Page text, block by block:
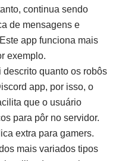
continua sendo
de mensagens e
app funciona mais
exemplo.
descrito quanto os robôs
app, por isso, o
que o usuário
para pôr no servidor.
extra para gamers.
mais variados tipos